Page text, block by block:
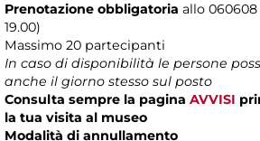
Prenotazione obbligatoria allo
19.00)
Massimo 20 partecipanti
In caso di disponibilità le persone
anche il giorno stesso sul posto
Consulta sempre la pagina AVVISI
la tua visita al museo
Modalità di annullamento